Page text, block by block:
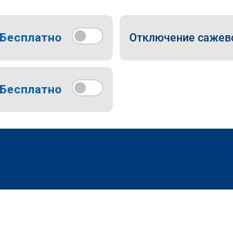
Бесплатно Отключение
Бесплатно